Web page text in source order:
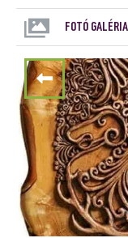
FOTÓ GALÉRIA